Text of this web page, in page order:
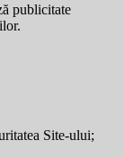
publicitate
Site-ului;